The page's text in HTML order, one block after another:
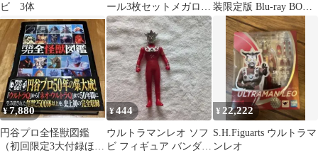
ビ 3体
ール3枚セットメガロマ
ン /ウルトラマンレオ
星人 当時物
装限定版 Blu-ray BOX
＞ 04250710H03S
¥7,880
円谷プロ全怪獣図鑑
（初回限定3大付録ほ
¥444
ウルトラマンレオ ソフ
ビ フィギュア バンダイ
¥22,222
S.H.Figuarts ウルトラマ
ンレオ